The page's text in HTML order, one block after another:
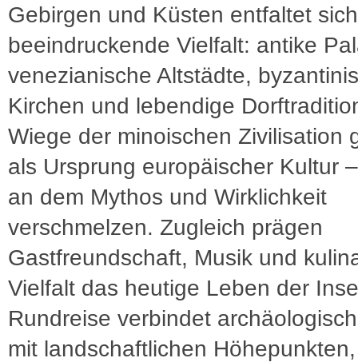
Gebirgen und Küsten entfaltet
beeindruckende Vielfalt: antike
venezianische Altstädte,
Kirchen und lebendige
Wiege der minoischen Zivilisation
als Ursprung europäischer Kultur
an dem Mythos und Wirklichkeit
verschmelzen. Zugleich prägen
Gastfreundschaft, Musik und
Vielfalt das heutige Leben der
Rundreise verbindet
mit landschaftlichen Höhepunkten,